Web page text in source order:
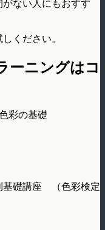
ない人にもおすす
ください。
ーニングはコ
彩の基礎
基礎講座 （色彩検定